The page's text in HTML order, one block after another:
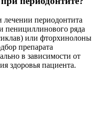
периодонтита
пенициллинового ряда
или фторхинолоны
препарата
в зависимости от
здоровья пациента.